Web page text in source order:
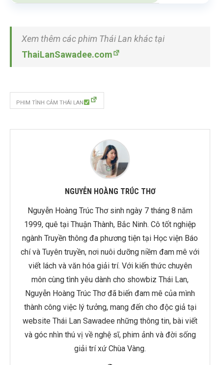
Xem thêm các phim Thái Lan khác tại
ThaiLanSawadee.com
PHIM TÌNH CẢM THÁI LAN
NGUYỄN HOÀNG TRÚC THƠ
Nguyễn Hoàng Trúc Thơ sinh ngày 7 tháng 8 năm
1999, quê tại Thuận Thành, Bắc Ninh. Cô tốt nghiệp
ngành Truyền thông đa phương tiện tại Học viện Báo
chí và Tuyên truyền, nơi nuôi dưỡng niềm đam mê với
viết lách và văn hóa giải trí. Với kiến thức chuyên
môn cùng tình yêu dành cho showbiz Thái Lan,
Nguyễn Hoàng Trúc Thơ đã biến đam mê của mình
thành công việc lý tưởng, mang đến cho độc giả tại
website Thái Lan Sawadee những thông tin, bài viết
và góc nhìn thú vị về nghệ sĩ, phim ảnh và đời sống
giải trí xứ Chùa Vàng.